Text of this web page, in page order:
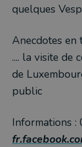
quelques
Anecdotes en
.... la visite de
de
public
Informations